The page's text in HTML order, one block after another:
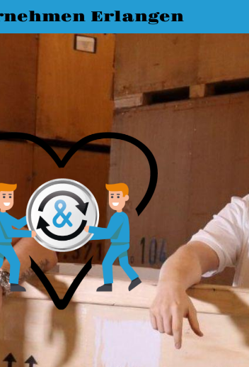
Erlangen